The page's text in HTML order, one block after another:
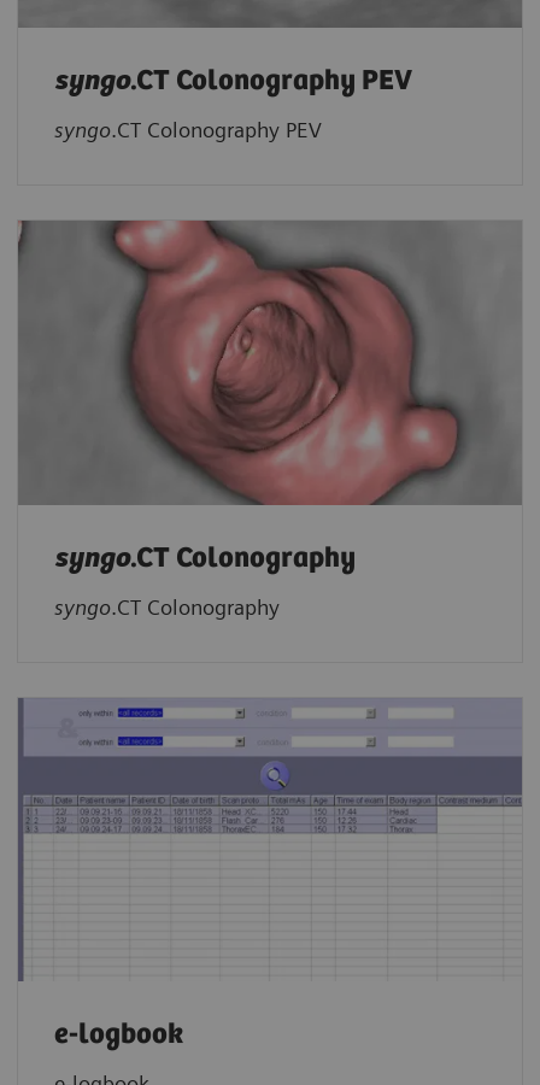
syngo.CT Colonography PEV
syngo.CT Colonography PEV
syngo.CT Colonography
syngo.CT Colonography
e-logbook